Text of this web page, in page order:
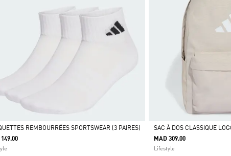
REMBOURRÉES SPORTSWEAR (3 PAIRES)
Selected
SAC À DOS CLASSIQUE
MAD 309.00
Lifestyle